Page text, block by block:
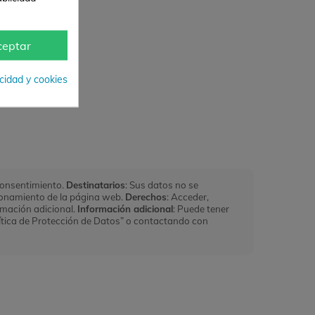
Destinatarios: Sus datos no se
de la página web. Derechos: Acceder,
adicional. Información adicional: Puede tener
de Protección de Datos” o contactando con
y cookies